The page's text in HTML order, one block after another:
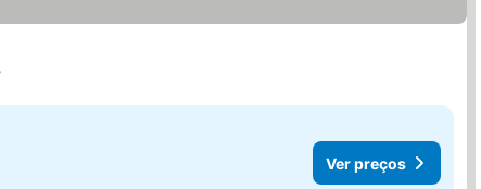
Ver preços